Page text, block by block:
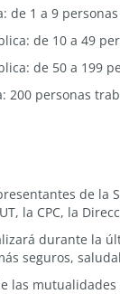
de 1 a 9
de 10 a 49
de 50 a 199
200 personas
de la
la CPC, la
durante la
seguros,
las